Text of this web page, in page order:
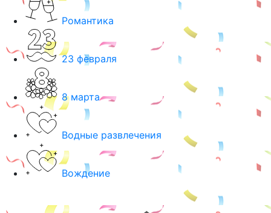
Романтика
23 февраля
8 марта
Водные развлечения
Вождение